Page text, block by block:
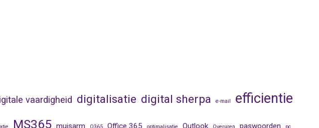
vaardigheid digitalisatie digital sherpa e-mail efficientie
MS365 muisarm Office 365 Outlook paswoorden